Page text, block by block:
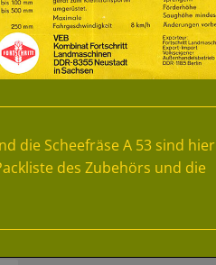
die Scheefräse A 53 sind hier
des Zubehörs und die